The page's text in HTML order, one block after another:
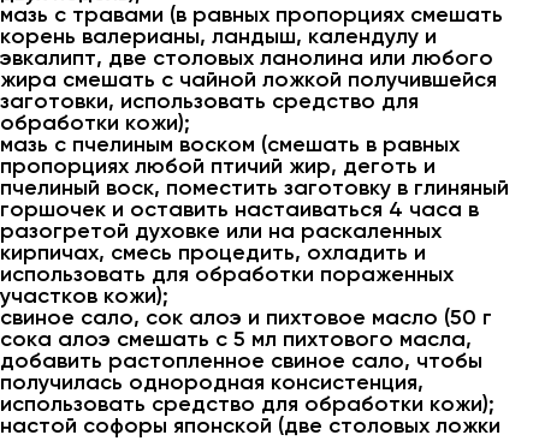
мазь с травами (в равных пропорциях смешать
корень валерианы, ландыш, календулу и
эвкалипт, две столовых ланолина или любого
жира смешать с чайной ложкой получившейся
заготовки, использовать средство для
обработки кожи);
мазь с пчелиным воском (смешать в равных
пропорциях любой птичий жир, деготь и
пчелиный воск, поместить заготовку в глиняный
горшочек и оставить настаиваться 4 часа в
разогретой духовке или на раскаленных
кирпичах, смесь процедить, охладить и
использовать для обработки пораженных
участков кожи);
свиное сало, сок алоэ и пихтовое масло (50 г
сока алоэ смешать с 5 мл пихтового масла,
добавить растопленное свиное сало, чтобы
получилась однородная консистенция,
использовать средство для обработки кожи);
настой софоры японской (две столовых ложки